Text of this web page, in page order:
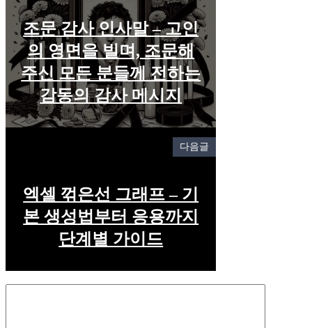
조문 감사 인사말 – 고인
의 영면을 빌며, 조문해
주신 모든 분들께 전하는
감동의 감사 메시지
다음글
엑셀 꺾은선 그래프 – 기
본 생성법부터 응용까지
단계별 가이드